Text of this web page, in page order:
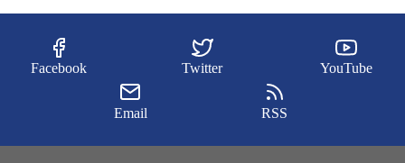
Facebook Twitter YouTube
Email RSS